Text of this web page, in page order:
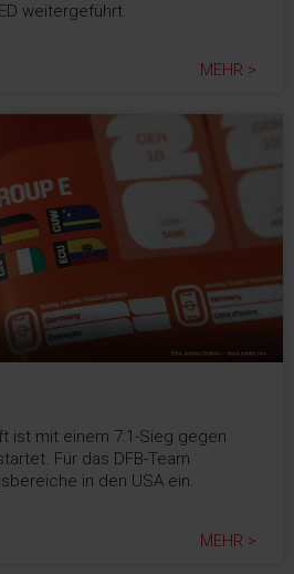
weitergeführt.
MEHR >
ist mit einem 7:1-Sieg gegen
Für das DFB-Team
in den USA ein.
MEHR >